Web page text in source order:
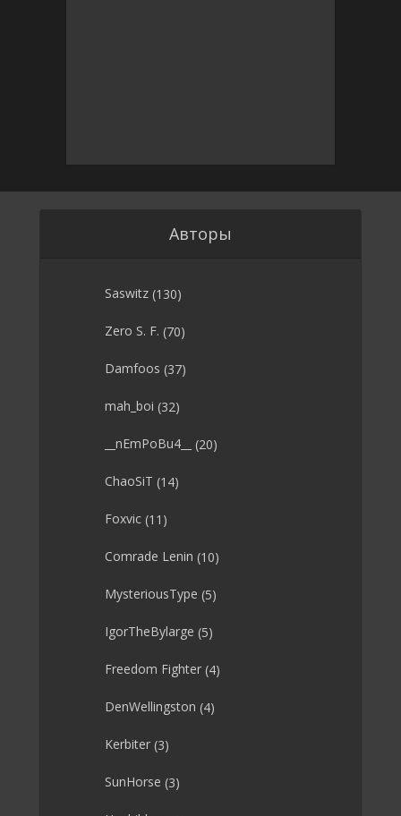
Авторы
Saswitz (130)
Zero S. F. (70)
Damfoos (37)
mah_boi (32)
__nEmPoBu4__ (20)
ChaoSiT (14)
Foxvic (11)
Comrade Lenin (10)
MysteriousType (5)
IgorTheBylarge (5)
Freedom Fighter (4)
DenWellingston (4)
Kerbiter (3)
SunHorse (3)